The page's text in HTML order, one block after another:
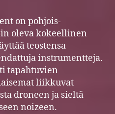
on pohjois-
oleva kokeellinen
teostensa
instrumentteja.
tapahtuvien
liikkuvat
droneen ja sieltä
noizeen.